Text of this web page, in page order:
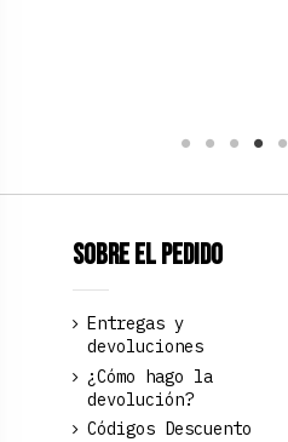
Sobre el pedido
Entregas y
devoluciones
¿Cómo hago la
devolución?
Códigos Descuento